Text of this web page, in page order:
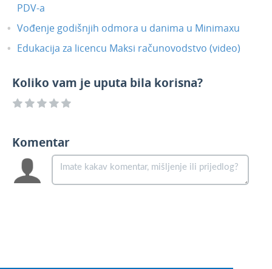
PDV-a
Vođenje godišnjih odmora u danima u Minimaxu
Edukacija za licencu Maksi računovodstvo (video)
Koliko vam je uputa bila korisna?
Komentar